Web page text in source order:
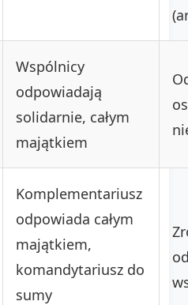
Wspólnicy
odpowiadają
solidarnie, całym
majątkiem
Komplementariusz
odpowiada całym
majątkiem,
komandytariusz do
sumy